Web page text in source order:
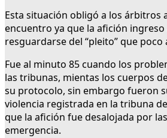
Esta situación obligó a los árbitros
encuentro ya que la afición ingreso
resguardarse del “pleito” que
Fue al minuto 85 cuando los
las tribunas, mientas los cuerpos
su protocolo, sin embargo fueron
violencia registrada en la tribuna
que la afición fue desalojada por
emergencia.